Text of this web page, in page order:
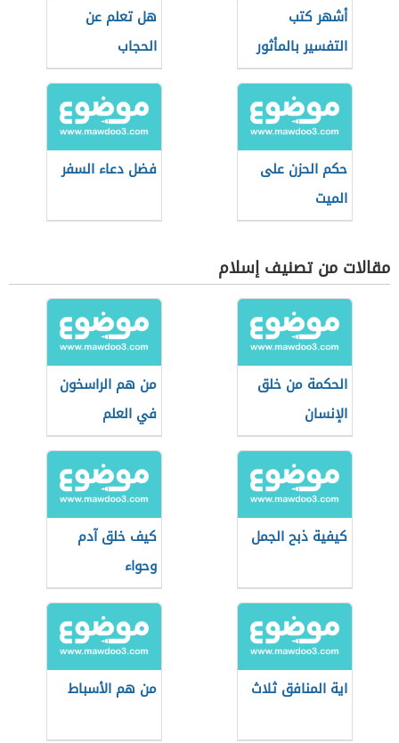
أشهر كتب
التفسير بالمأثور
هل تعلم عن
الحجاب
حكم الحزن على
الميت
فضل دعاء السفر
مقالات من تصنيف إسلام
الحكمة من خلق
الإنسان
من هم الراسخون
في العلم
كيفية ذبح الجمل
كيف خلق آدم
وحواء
اية المنافق ثلاث من هم الأسباط